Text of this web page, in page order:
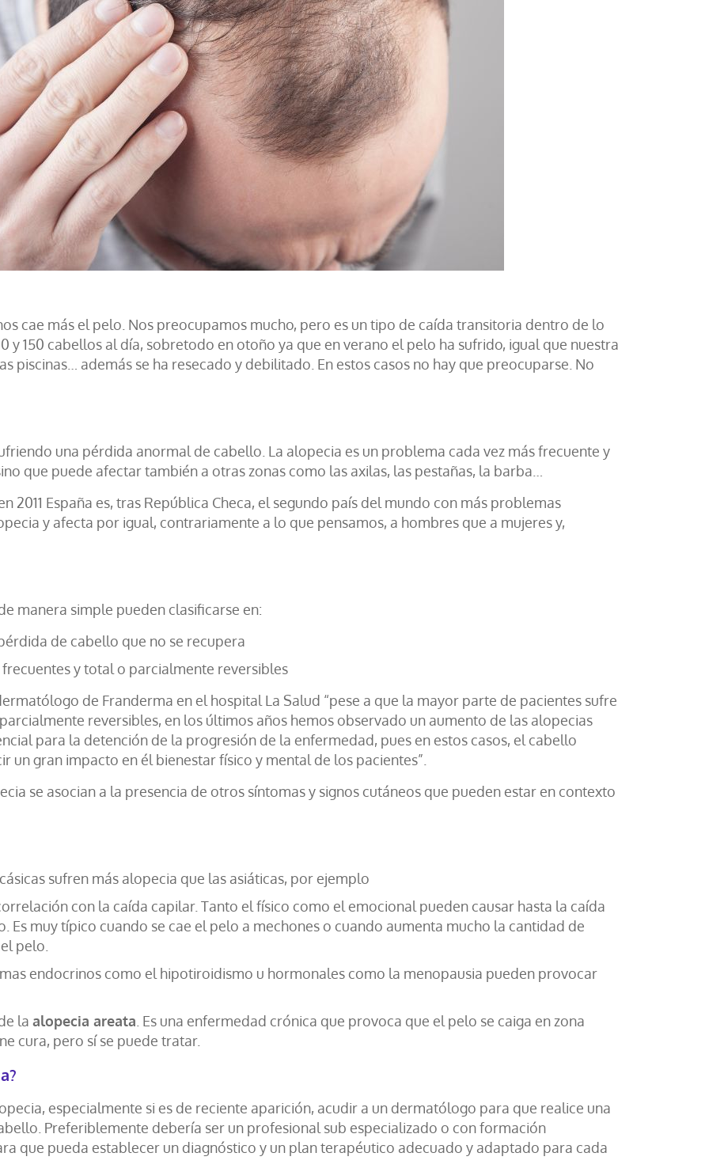
cae más el pelo. Nos preocupamos mucho, pero es un tipo de caída transitoria dentro de lo
150 cabellos al día, sobretodo en otoño ya que en verano el pelo ha sufrido, igual que nuestra
piscinas… además se ha resecado y debilitado. En estos casos no hay que preocuparse. No
una pérdida anormal de cabello. La alopecia es un problema cada vez más frecuente y
que puede afectar también a otras zonas como las axilas, las pestañas, la barba…
2011 España es, tras República Checa, el segundo país del mundo con más problemas
y afecta por igual, contrariamente a lo que pensamos, a hombres que a mujeres y,
manera simple pueden clasificarse en:
de cabello que no se recupera
y total o parcialmente reversibles
de Franderma en el hospital La Salud “pese a que la mayor parte de pacientes sufre
reversibles, en los últimos años hemos observado un aumento de las alopecias
para la detención de la progresión de la enfermedad, pues en estos casos, el cabello
gran impacto en él bienestar físico y mental de los pacientes”.
se asocian a la presencia de otros síntomas y signos cutáneos que pueden estar en contexto
sufren más alopecia que las asiáticas, por ejemplo
con la caída capilar. Tanto el físico como el emocional pueden causar hasta la caída
Es muy típico cuando se cae el pelo a mechones o cuando aumenta mucho la cantidad de
pelo.
endocrinos como el hipotiroidismo u hormonales como la menopausia pueden provocar
la alopecia areata . Es una enfermedad crónica que provoca que el pelo se caiga en zona
cura, pero sí se puede tratar.
especialmente si es de reciente aparición, acudir a un dermatólogo para que realice una
Preferiblemente debería ser un profesional sub especializado o con formación
que pueda establecer un diagnóstico y un plan terapéutico adecuado y adaptado para cada